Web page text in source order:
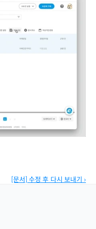
[문서] 수정 후 다시 보내기 ›